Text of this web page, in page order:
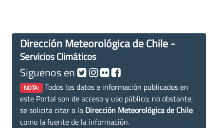
Dirección Meteorológica de Chile -
Servicios Climáticos
Siguenos en
NOTA: Todos los datos e información publicados en
este Portal son de acceso y uso público; no obstante,
se solicita citar a la Dirección Meteorológica de Chile
como la fuente de la información.